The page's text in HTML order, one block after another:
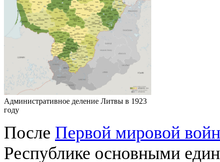
Административное деление Литвы в 1923
году
После Первой мировой
Республике основными